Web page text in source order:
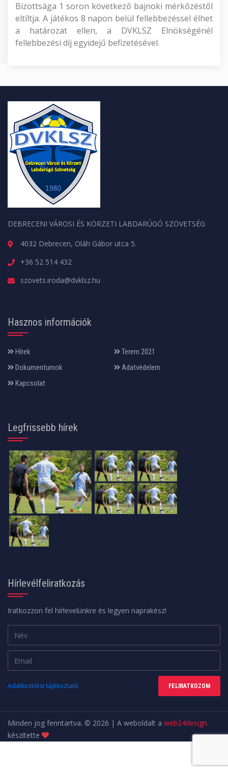
Bizottsága 1 soron következő bajnoki mérkőzéstől
eltíltja. A játékos 8 napon belül fellebbezéssel élhet
a határozat ellen, a DVKLSZ Elnökségénél
fellebbezési díj egyidejű befizetésével.
DEBRECENI VÁROSI ÉS KÖRZETI LABDARÚGÓ SZÖVETSÉG
4032 Debrecen, Oláh Gábor utca 5.
+36 52 514 432
szovets.iroda@dvklsz.hu
Hasznos információk
Hírek
Terem 2021
Dokumentumok
Adatvédelem
Kapcsolat
Legfrissebb hírek
Hírlevélfeliratkozás
Iratkozzon fel hírlevelünkre és legyen naprakész!
Adatkezelési tájékoztató FELIRATKOZOM
Minden jog fenntartva. © 2026 | A weboldalt a web24design
készítette